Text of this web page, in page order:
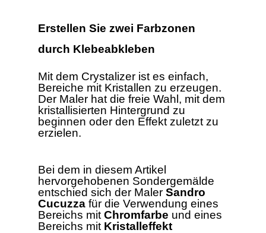
Erstellen Sie zwei Farbzonen
durch Klebeabkleben
Mit dem Crystalizer ist es einfach,
Bereiche mit Kristallen zu erzeugen.
Der Maler hat die freie Wahl, mit dem
kristallisierten Hintergrund zu
beginnen oder den Effekt zuletzt zu
erzielen.
Bei dem in diesem Artikel
hervorgehobenen Sondergemälde
entschied sich der Maler Sandro
Cucuzza für die Verwendung eines
Bereichs mit Chromfarbe und eines
Bereichs mit Kristalleffekt